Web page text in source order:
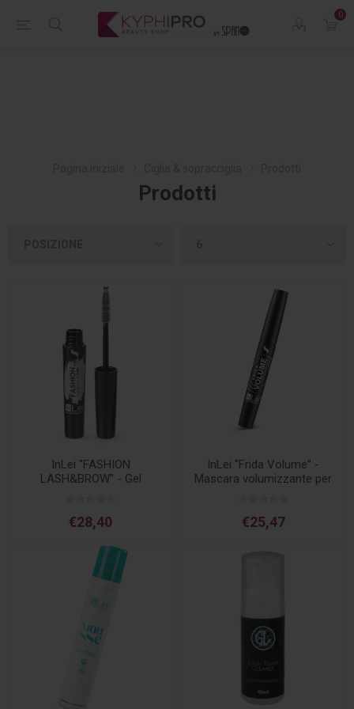
0
Prodotti
InLei "FASHION
LASH&BROW" - Gel
€28,40
InLei "Frida Volume" -
Mascara volumizzante per
€25,47